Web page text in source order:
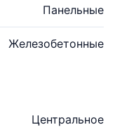
Панельные
Железобетонные
Центральное